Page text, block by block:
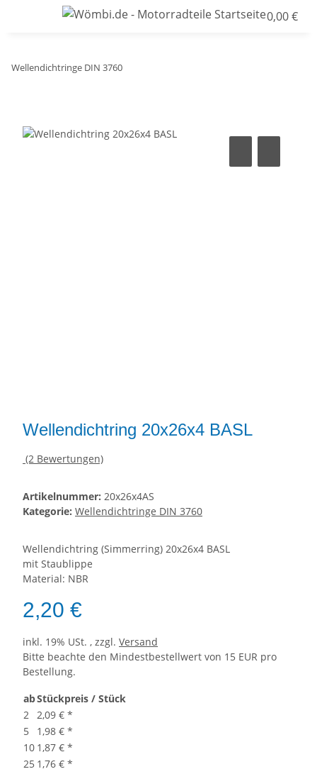
0,00 €
Wellendichtringe DIN 3760
Wellendichtring 20x26x4 BASL
(2 Bewertungen)
Artikelnummer: 20x26x4AS
Kategorie: Wellendichtringe DIN 3760
Wellendichtring (Simmerring) 20x26x4 BASL
mit Staublippe
Material: NBR
2,20 €
inkl. 19% USt. , zzgl. Versand
Bitte beachte den Mindestbestellwert von 15 EUR pro
Bestellung.
abStückpreis / Stück
2 2,09 € *
5
1,98 € *
10 1,87 € *
25 1,76 € *